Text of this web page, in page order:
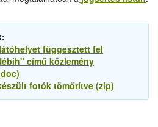
függesztett fel
című közlemény
fotók tömörítve (zip)